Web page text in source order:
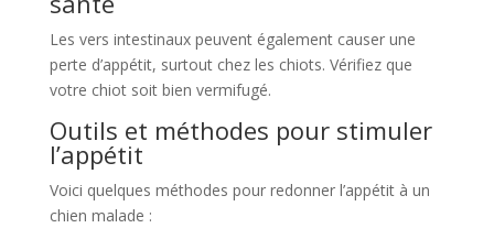
Les vers intestinaux peuvent également causer une
perte d’appétit, surtout chez les chiots. Vérifiez que
votre chiot soit bien vermifugé.
Outils et méthodes pour stimuler
l’appétit
Voici quelques méthodes pour redonner l’appétit à un
chien malade :